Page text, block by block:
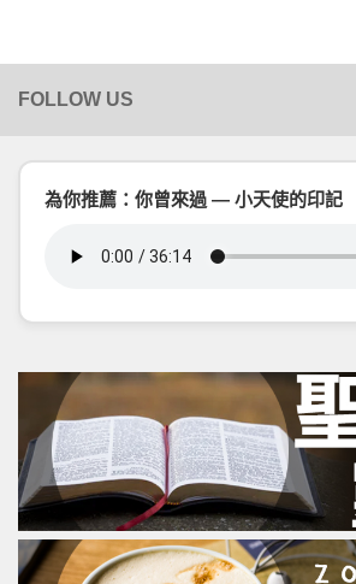
為你推薦：你曾來過 — 小天使的印記